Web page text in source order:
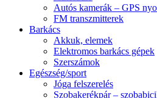
Autós kamerák – GPS
FM transzmitterek
Barkács
Akkuk, elemek
Elektromos barkács gépek
Szerszámok
Egészség/sport
Jóga felszerelés
Szobakerékpár –